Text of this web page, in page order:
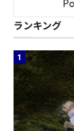
ランキング
1